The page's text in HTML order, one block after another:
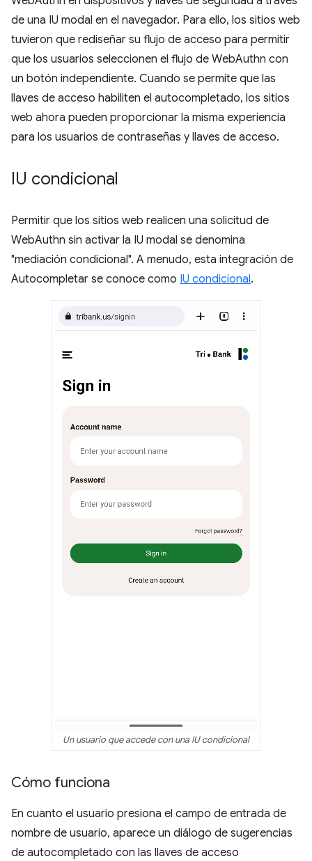
de una IU modal en el navegador. Para ello, los sitios web
tuvieron que rediseñar su flujo de acceso para permitir
que los usuarios seleccionen el flujo de WebAuthn con
un botón independiente. Cuando se permite que las
llaves de acceso habiliten el autocompletado, los sitios
web ahora pueden proporcionar la misma experiencia
para los usuarios de contraseñas y llaves de acceso.
IU condicional
Permitir que los sitios web realicen una solicitud de
WebAuthn sin activar la IU modal se denomina
"mediación condicional". A menudo, esta integración de
Autocompletar se conoce como IU condicional.
Un usuario que accede con una IU condicional
Cómo funciona
En cuanto el usuario presiona el campo de entrada de
nombre de usuario, aparece un diálogo de sugerencias
de autocompletado con las llaves de acceso